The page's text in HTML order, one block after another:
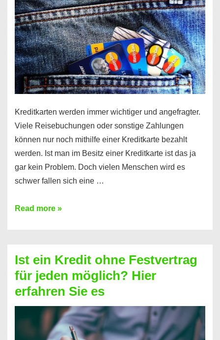
Kreditkarten werden immer wichtiger und angefragter.
Viele Reisebuchungen oder sonstige Zahlungen
können nur noch mithilfe einer Kreditkarte bezahlt
werden. Ist man im Besitz einer Kreditkarte ist das ja
gar kein Problem. Doch vielen Menschen wird es
schwer fallen sich eine …
Kreditkarte
Prepaid
ist
nicht
nur
für
Read more »
Ist ein Kredit ohne Festvertrag
für jeden möglich? Hier
erfahren Sie es